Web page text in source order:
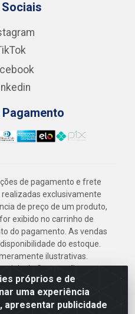
próprios e de
uma experiência
apresentar publicidade
de pagamento e frete
exclusivamente
de preço de um produto,
exibido no carrinho de
do pagamento. As vendas
do estoque.
ilustrativas.
de Construção em
2691 - Guabiraba,
630 - CNPJ
0001-